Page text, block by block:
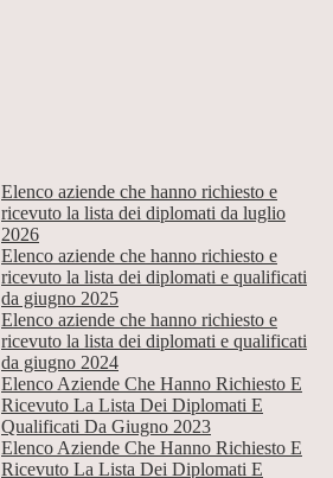
Elenco aziende che hanno richiesto e
ricevuto la lista dei diplomati da luglio
2026
Elenco aziende che hanno richiesto e
ricevuto la lista dei diplomati e qualificati
da giugno 2025
Elenco aziende che hanno richiesto e
ricevuto la lista dei diplomati e qualificati
da giugno 2024
Elenco Aziende Che Hanno Richiesto E
Ricevuto La Lista Dei Diplomati E
Qualificati Da Giugno 2023
Elenco Aziende Che Hanno Richiesto E
Ricevuto La Lista Dei Diplomati E